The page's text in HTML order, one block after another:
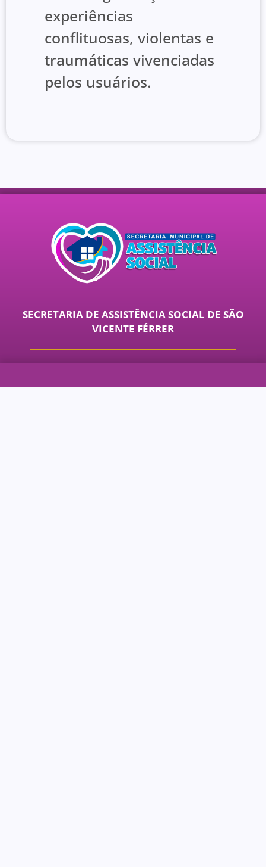
experiências
conflituosas, violentas e
traumáticas vivenciadas
pelos usuários.
SECRETARIA DE ASSISTÊNCIA SOCIAL DE SÃO
VICENTE FÉRRER